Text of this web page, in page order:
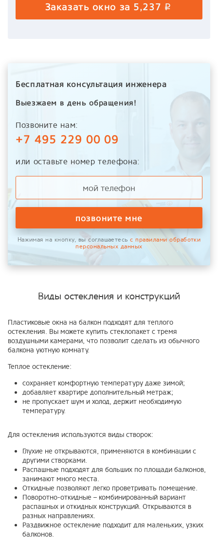
Заказать окно за 5,237 p
Бесплатная консультация инженера
Выезжаем в день обращения!
Позвоните нам:
+7 495 229 00 09
или оставьте номер телефона:
позвоните мне
Нажимая на кнопку, вы соглашаетесьс правилами обработки
персональных данных
Виды остекления и конструкций
Пластиковые окна на балкон подходят для теплого
остекления. Вы можете купить стеклопакет с тремя
воздушными камерами, что позволит сделать из обычного
балкона уютную комнату.
Теплое остекление:
сохраняет комфортную температуру даже зимой;
добавляет квартире дополнительный метраж;
не пропускает шум и холод, держит необходимую
температуру.
Для остекления используются виды створок:
Глухие не открываются, применяются в комбинации с
другими створками.
Распашные подходят для больших по площади балконов,
занимают много места.
Откидные позволяют легко проветривать помещение.
Поворотно-откидные – комбинированный вариант
распашных и откидных конструкций. Открываются в
разных направлениях.
Раздвижное остекление подходит для маленьких, узких
балконов.